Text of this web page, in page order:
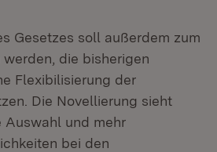
Gesetzes soll außerdem zum
die bisherigen
Flexibilisierung der
Die Novellierung sieht
Auswahl und mehr
bei den